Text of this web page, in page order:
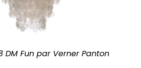
DM Fun par Verner Panton